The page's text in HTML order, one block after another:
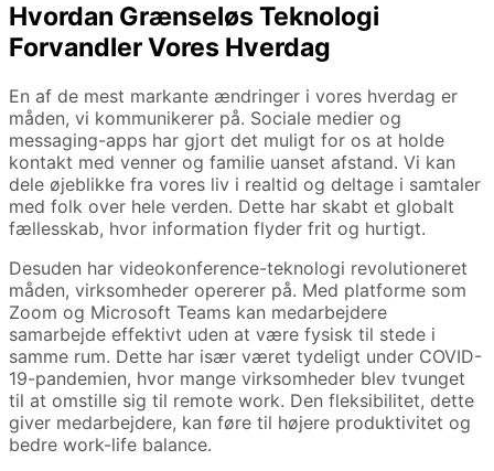
Hvordan Grænseløs Teknologi
Forvandler Vores Hverdag
En af de mest markante ændringer i vores hverdag er
måden, vi kommunikerer på. Sociale medier og
messaging-apps har gjort det muligt for os at holde
kontakt med venner og familie uanset afstand. Vi kan
dele øjeblikke fra vores liv i realtid og deltage i samtaler
med folk over hele verden. Dette har skabt et globalt
fællesskab, hvor information flyder frit og hurtigt.
Desuden har videokonference-teknologi revolutioneret
måden, virksomheder opererer på. Med platforme som
Zoom og Microsoft Teams kan medarbejdere
samarbejde effektivt uden at være fysisk til stede i
samme rum. Dette har især været tydeligt under COVID-
19-pandemien, hvor mange virksomheder blev tvunget
til at omstille sig til remote work. Den fleksibilitet, dette
giver medarbejdere, kan føre til højere produktivitet og
bedre work-life balance.